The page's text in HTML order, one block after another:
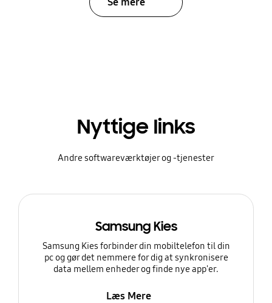
Nyttige links
Andre softwareværktøjer og -tjenester
Samsung Kies
Samsung Kies forbinder din mobiltelefon til din
pc og gør det nemmere for dig at synkronisere
data mellem enheder og finde nye app'er.
Læs Mere